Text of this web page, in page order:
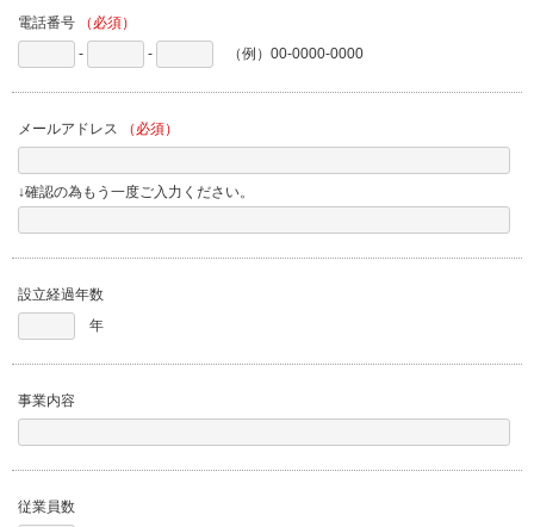
電話番号
（必須）
-
- （例）00-0000-0000
メールアドレス （必須）
↓確認の為もう一度ご入力ください。
設立経過年数
年
事業内容
従業員数